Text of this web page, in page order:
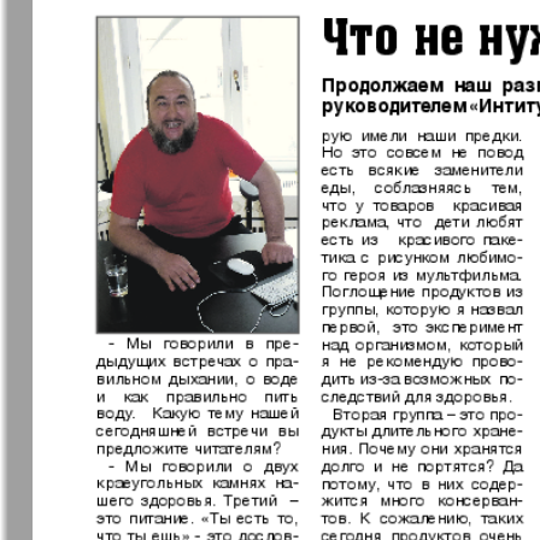
1
МК-Германия
планета мнений
МК-
Новые Земляки
Panorama-mir Партнер
Русский вояж
Архив необновляющихся на сайте изданий